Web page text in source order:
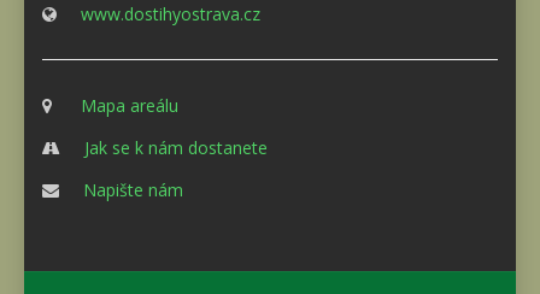
www.dostihyostrava.cz
Mapa areálu
Jak se k nám dostanete
Napište nám